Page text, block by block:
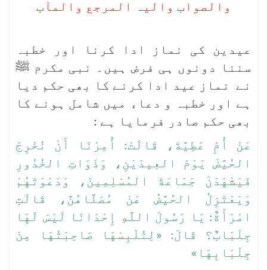
والصواب والیہ المرجع والمآب
عیدین کی نماز ادا کرنا اور خطبہ
سننا دونوں ہی فرض ہیں۔ نبی مکرم ﷺ
نے نماز عید ادا کرنے کا بھی حکم دیا
ہے اور خطبہ و دعاء میں شامل ہونے کا
بھی حکم صادر فرمایا ہے :
عَنْ أُمِّ عَطِيَّةَ، قَالَتْ: أُمِرْنَا أَنْ نُخْرِجَ
الحُيَّضَ يَوْمَ العِيدَيْنِ، وَذَوَاتِ الخُدُورِ
فَيَشْهَدْنَ جَمَاعَةَ المُسْلِمِينَ، وَدَعْوَتَهُمْ
وَيَعْتَزِلُ الحُيَّضُ عَنْ مُصَلَّاهُنَّ، قَالَتِ
امْرَأَةٌ: يَا رَسُولَ اللَّهِ إِحْدَانَا لَيْسَ لَهَا
جِلْبَابٌ؟ قَالَ: «لِتُلْبِسْهَا صَاحِبَتُهَا مِنْ
جِلْبَابِهَا»